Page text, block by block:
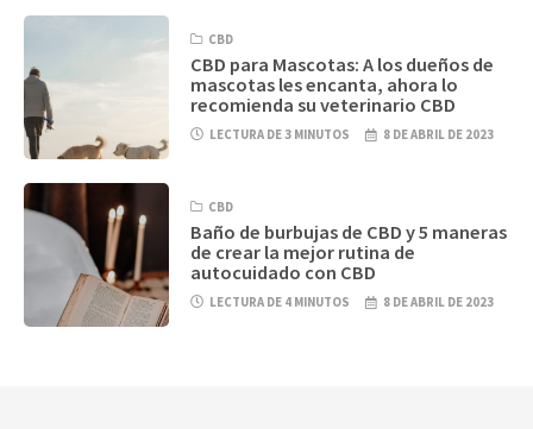
CBD
CBD para Mascotas: A los dueños de
mascotas les encanta, ahora lo
recomienda su veterinario CBD
LECTURA DE 3 MINUTOS 8 DE ABRIL DE 2023
CBD
Baño de burbujas de CBD y 5 maneras
de crear la mejor rutina de
autocuidado con CBD
LECTURA DE 4 MINUTOS 8 DE ABRIL DE 2023